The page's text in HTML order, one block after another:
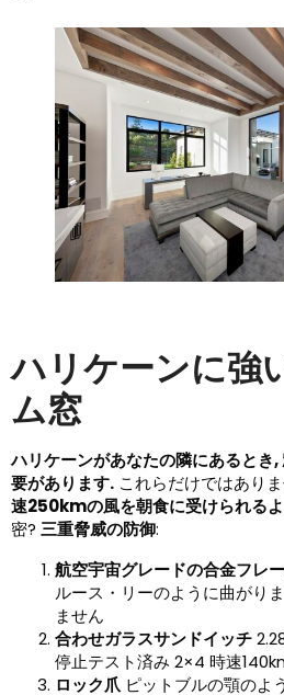
ハリケーンに強
ム窓
ハリケーンがあなたの隣にあると
要があります. これらだけではあり
速250kmの風を朝食に受けられる
密? 三重脅威の防御:
航空宇宙グレードの合金フレ
ルース・リーのように曲がり
ません
合わせガラスサンドイッチ
停止テスト済み 2×4 時速
ロック爪 ピットブルの顎のよ